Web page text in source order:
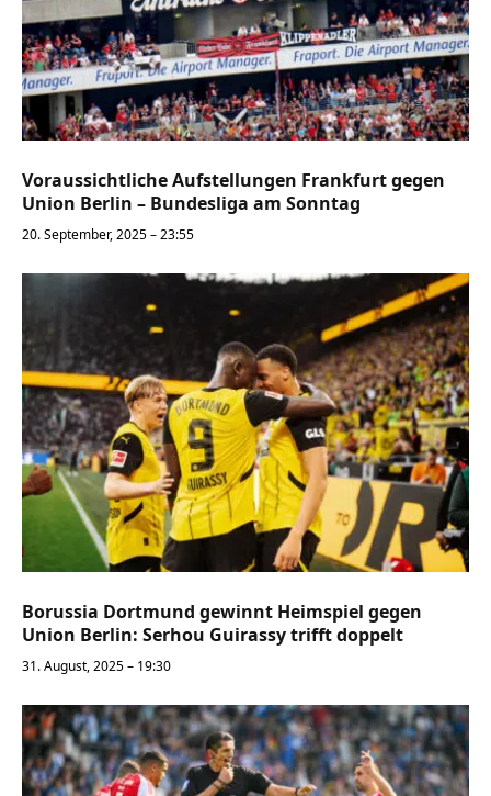
Voraussichtliche Aufstellungen Frankfurt gegen
Union Berlin – Bundesliga am Sonntag
20. September, 2025 – 23:55
Borussia Dortmund gewinnt Heimspiel gegen
Union Berlin: Serhou Guirassy trifft doppelt
31. August, 2025 – 19:30